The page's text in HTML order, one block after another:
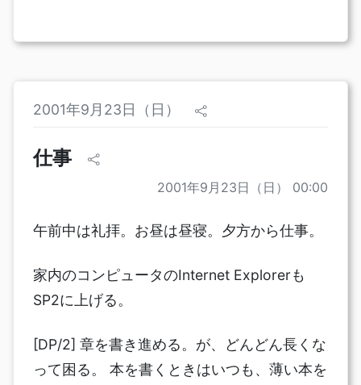
2001年9月23日（日）
仕事
2001年9月23日（日） 00:00
午前中は礼拝。お昼は昼寝。夕方から仕事。
家内のコンピュータのInternet Explorerも
SP2に上げる。
[DP/2] 章を書き進める。が、どんどん長くな
って困る。 本を書くときはいつも、薄い本を